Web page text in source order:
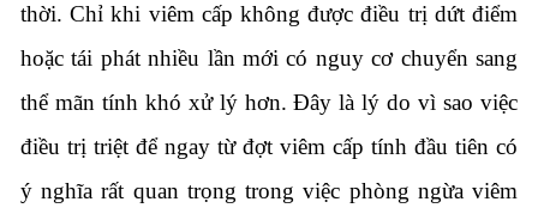
thời. Chỉ khi viêm cấp không được điều trị dứt điểm
hoặc tái phát nhiều lần mới có nguy cơ chuyển sang
thể mãn tính khó xử lý hơn. Đây là lý do vì sao việc
điều trị triệt để ngay từ đợt viêm cấp tính đầu tiên có
ý nghĩa rất quan trọng trong việc phòng ngừa viêm